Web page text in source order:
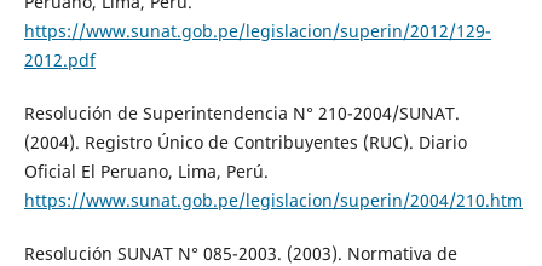
https://www.sunat.gob.pe/legislacion/superin/2012/129-
2012.pdf
Resolución de Superintendencia N° 210-2004/SUNAT.
(2004). Registro Único de Contribuyentes (RUC). Diario
Oficial El Peruano, Lima, Perú.
https://www.sunat.gob.pe/legislacion/superin/2004/210.htm
Resolución SUNAT N° 085-2003. (2003). Normativa de